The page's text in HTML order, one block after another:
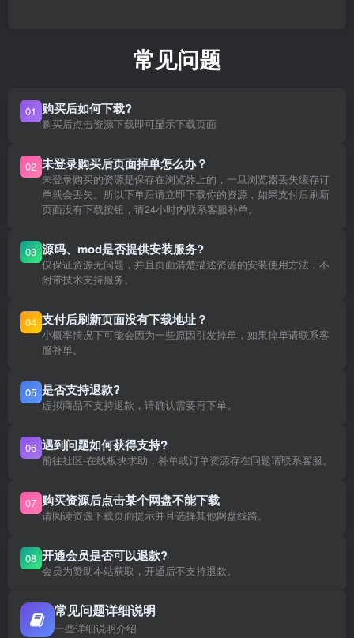
常见问题
01 购买后如何下载?
购买后点击资源下载即可显示下载页面
02 未登录购买后页面掉单怎么办？
未登录购买的资源是保存在浏览器上的，一旦浏览器丢失缓存订
单就会丢失。所以下单后请立即下载你的资源，如果支付后刷新
页面没有下载按钮，请24小时内联系客服补单。
03 源码、mod是否提供安装服务?
仅保证资源无问题，并且页面清楚描述资源的安装使用方法，不
附带技术支持服务。
04 支付后刷新页面没有下载地址？
小概率情况下可能会因为一些原因引发掉单，如果掉单请联系客
服补单。
05 是否支持退款?
虚拟商品不支持退款，请确认需要再下单。
06 遇到问题如何获得支持?
前往社区-在线板块求助，补单或订单资源存在问题请联系客服。
07 购买资源后点击某个网盘不能下载
请阅读资源下载页面提示并且选择其他网盘线路。
08 开通会员是否可以退款?
会员为赞助本站获取，开通后不支持退款。
常见问题详细说明
一些详细说明介绍